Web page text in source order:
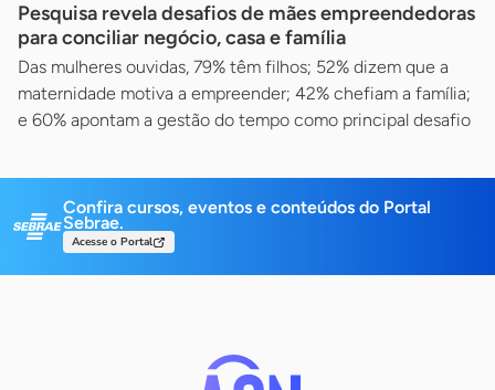
Pesquisa revela desafios de mães empreendedoras
para conciliar negócio, casa e família
Das mulheres ouvidas, 79% têm filhos; 52% dizem que a
maternidade motiva a empreender; 42% chefiam a família;
e 60% apontam a gestão do tempo como principal desafio
Confira cursos, eventos e conteúdos do Portal
Sebrae.
Acesse o Portal